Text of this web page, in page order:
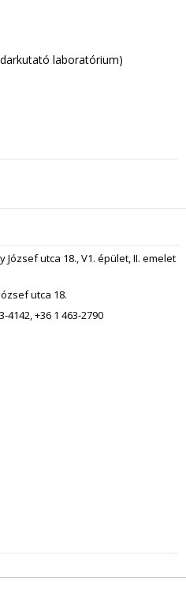
laboratórium)
József utca 18., V1. épület, II. emelet
utca 18.
4142, +36 1 463-2790